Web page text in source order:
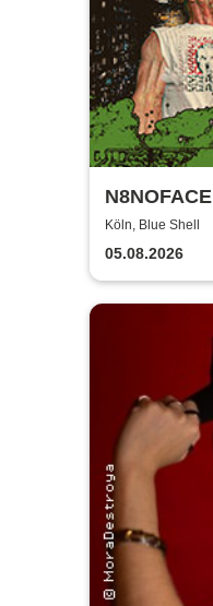
N8NOFACE
Köln, Blue Shell
05.08.2026